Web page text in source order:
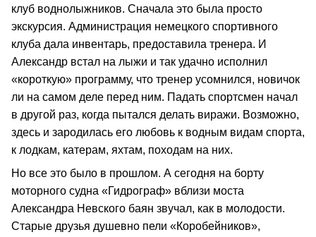
клуб воднолыжников. Сначала это была просто
экскурсия. Администрация немецкого спортивного
клуба дала инвентарь, предоставила тренера. И
Александр встал на лыжи и так удачно исполнил
«короткую» программу, что тренер усомнился, новичок
ли на самом деле перед ним. Падать спортсмен начал
в другой раз, когда пытался делать виражи. Возможно,
здесь и зародилась его любовь к водным видам спорта,
к лодкам, катерам, яхтам, походам на них.
Но все это было в прошлом. А сегодня на борту
моторного судна «Гидрограф» вблизи моста
Александра Невского баян звучал, как в молодости.
Старые друзья душевно пели «Коробейников»,